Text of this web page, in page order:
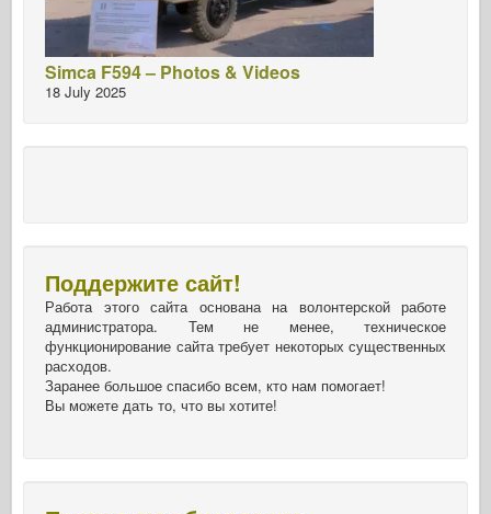
Simca F594 – Photos & Videos
18 July 2025
Поддержите сайт!
Работа этого сайта основана на волонтерской работе
администратора. Тем не менее, техническое
функционирование сайта требует некоторых существенных
расходов.
Заранее большое спасибо всем, кто нам помогает!
Вы можете дать то, что вы хотите!